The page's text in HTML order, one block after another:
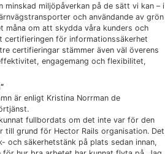
minskad miljöpåverkan på de sätt vi kan – i
och användande av grön
måna om att skydda våra kunders och
certifieringen för informationssäkerhet
certifieringar stämmer även väl överens
engagemang och flexibilitet,
är enligt Kristina Norrman de
fullbordats om det inte var för den
till grund för Hector Rails organisation. Det
och säkerhetstänk på plats sedan innan,